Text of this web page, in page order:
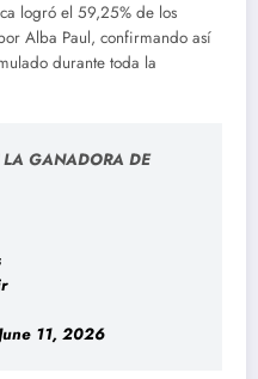
logró el 59,25% de los
Alba Paul, confirmando así
durante toda la
LA GANADORA DE
11, 2026